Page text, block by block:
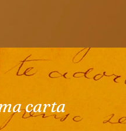
carta